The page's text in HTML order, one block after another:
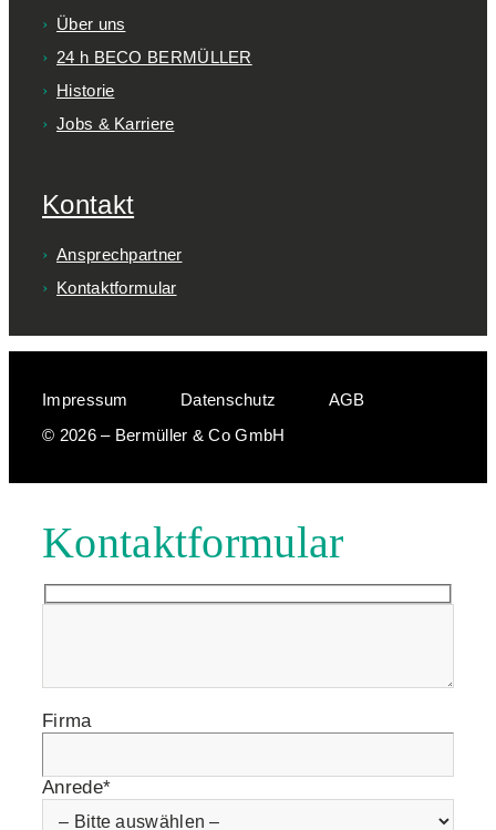
Über uns
24 h BECO BERMÜLLER
Historie
Jobs & Karriere
Kontakt
Ansprechpartner
Kontaktformular
Impressum Datenschutz
AGB
© 2026 – Bermüller & Co GmbH
Kontaktformular
Firma
Anrede*